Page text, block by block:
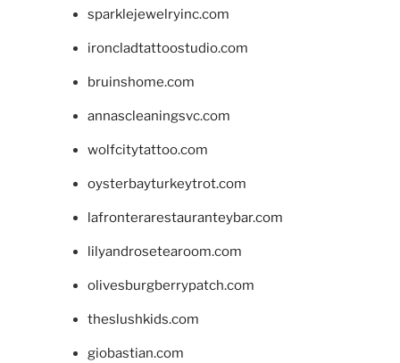
sparklejewelryinc.com
ironcladtattoostudio.com
bruinshome.com
annascleaningsvc.com
wolfcitytattoo.com
oysterbayturkeytrot.com
lafronterarestauranteybar.com
lilyandrosetearoom.com
olivesburgberrypatch.com
theslushkids.com
giobastian.com